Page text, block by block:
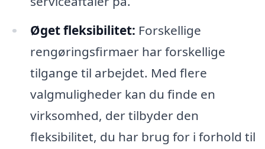
Øget fleksibilitet: Forskellige
rengøringsfirmaer har forskellige
tilgange til arbejdet. Med flere
valgmuligheder kan du finde en
virksomhed, der tilbyder den
fleksibilitet, du har brug for i forhold til